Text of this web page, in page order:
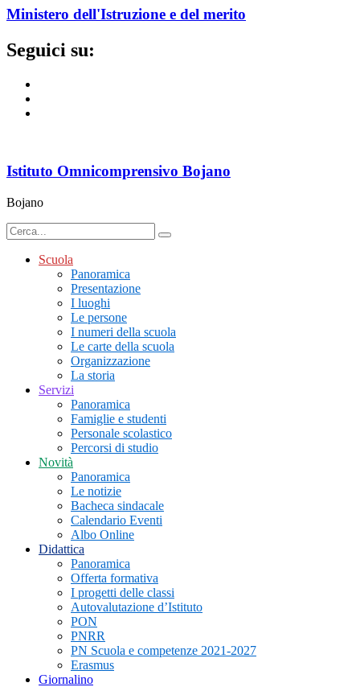
Ministero dell'Istruzione e del merito
Seguici su:
Istituto Omnicomprensivo Bojano
Bojano
Scuola
Panoramica
Presentazione
I luoghi
Le persone
I numeri della scuola
Le carte della scuola
Organizzazione
La storia
Servizi
Panoramica
Famiglie e studenti
Personale scolastico
Percorsi di studio
Novità
Panoramica
Le notizie
Bacheca sindacale
Calendario Eventi
Albo Online
Didattica
Panoramica
Offerta formativa
I progetti delle classi
Autovalutazione d’Istituto
PON
PNRR
PN Scuola e competenze 2021-2027
Erasmus
Giornalino